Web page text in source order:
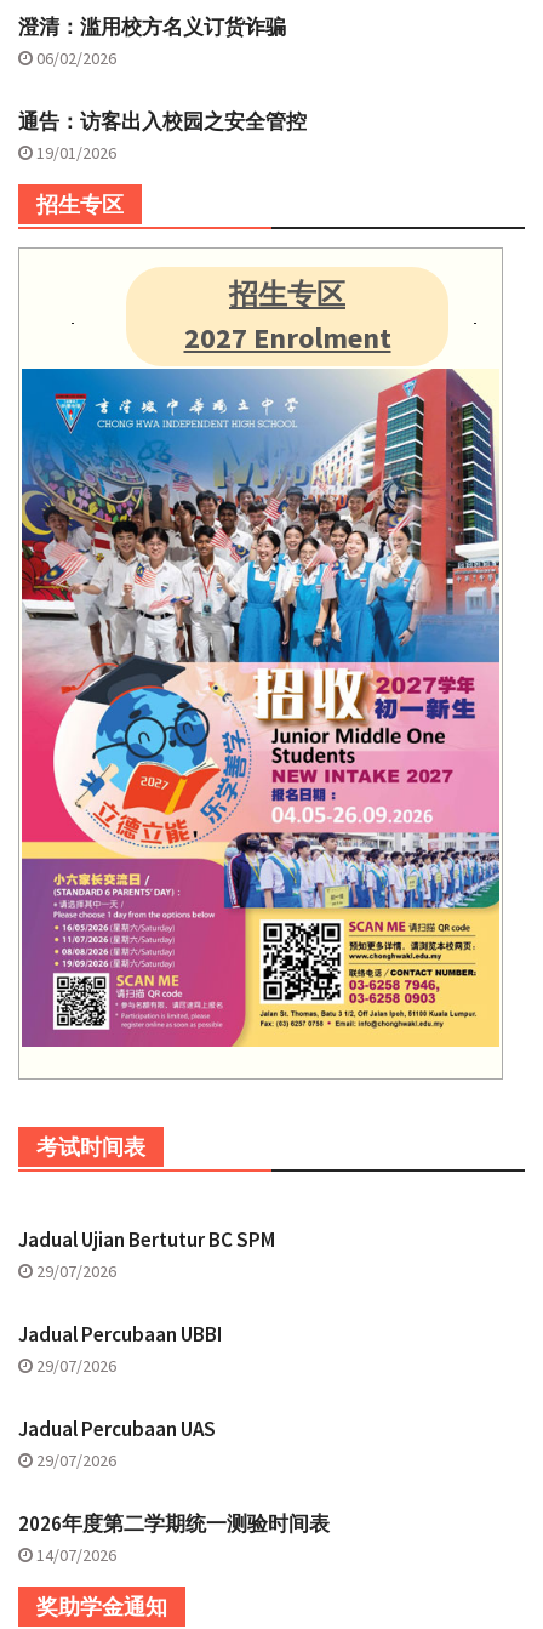
澄清：滥用校方名义订货诈骗
06/02/2026
通告：访客出入校园之安全管控
19/01/2026
招生专区
招生专区
2027 Enrolment
考试时间表
Jadual Ujian Bertutur BC SPM
29/07/2026
Jadual Percubaan UBBI
29/07/2026
Jadual Percubaan UAS
29/07/2026
2026年度第二学期统一测验时间表
14/07/2026
奖助学金通知